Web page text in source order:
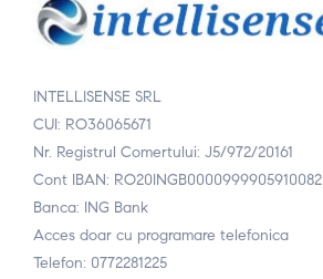
INTELLISENSE SRL
CUI: RO36065671
Nr. Registrul Comertului: J5/972/20161
Cont IBAN: RO20INGB0000999905910082
Banca: ING Bank
Acces doar cu programare telefonica
Telefon: 0772281225